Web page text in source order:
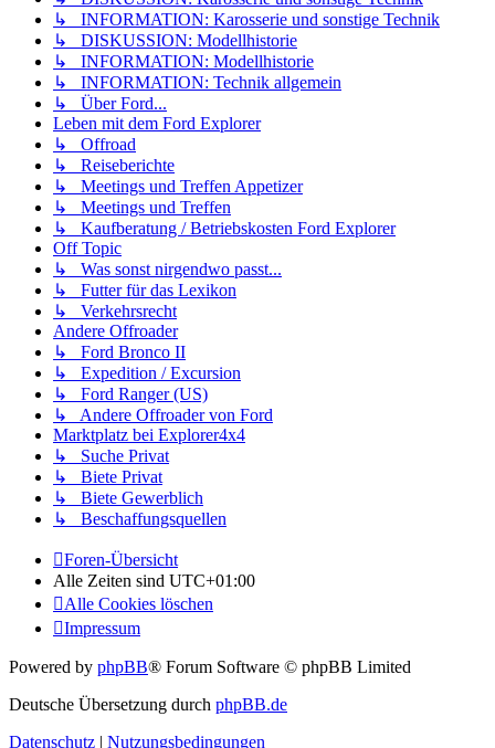
↳ INFORMATION: Karosserie und sonstige Technik
↳ DISKUSSION: Modellhistorie
↳ INFORMATION: Modellhistorie
↳ INFORMATION: Technik allgemein
↳ Über Ford...
Leben mit dem Ford Explorer
↳ Offroad
↳ Reiseberichte
↳ Meetings und Treffen Appetizer
↳ Meetings und Treffen
↳ Kaufberatung / Betriebskosten Ford Explorer
Off Topic
↳ Was sonst nirgendwo passt...
↳ Futter für das Lexikon
↳ Verkehrsrecht
Andere Offroader
↳ Ford Bronco II
↳ Expedition / Excursion
↳ Ford Ranger (US)
↳ Andere Offroader von Ford
Marktplatz bei Explorer4x4
↳ Suche Privat
↳ Biete Privat
↳ Biete Gewerblich
↳ Beschaffungsquellen
Foren-Übersicht
Alle Zeiten sind UTC+01:00
Alle Cookies löschen
Impressum
Powered by phpBB® Forum Software © phpBB Limited
Deutsche Übersetzung durch phpBB.de
Datenschutz | Nutzungsbedingungen